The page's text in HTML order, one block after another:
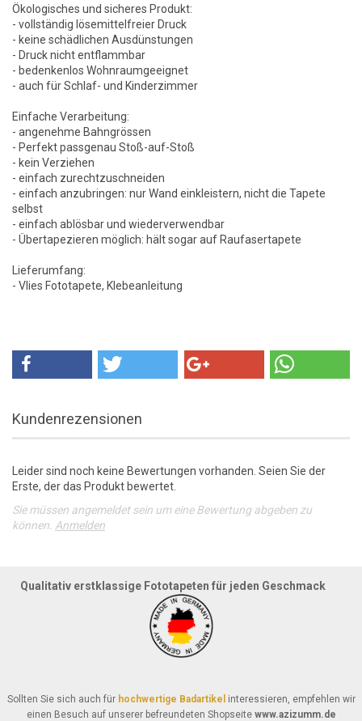
Ökologisches und sicheres Produkt:
- vollständig lösemittelfreier Druck
- keine schädlichen Ausdünstungen
- Druck nicht entflammbar
- bedenkenlos Wohnraumgeeignet
- auch für Schlaf- und Kinderzimmer
Einfache Verarbeitung:
- angenehme Bahngrössen
- Perfekt passgenau Stoß-auf-Stoß
- kein Verziehen
- einfach zurechtzuschneiden
- einfach anzubringen: nur Wand einkleistern, nicht die Tapete
selbst
- einfach ablösbar und wiederverwendbar
- Übertapezieren möglich: hält sogar auf Raufasertapete
Lieferumfang:
- Vlies Fototapete, Klebeanleitung
Kundenrezensionen
Leider sind noch keine Bewertungen vorhanden. Seien Sie der
Erste, der das Produkt bewertet.
Sie müssen angemeldet sein um eine Bewertung abgeben zu
können. Anmelden
Qualitativ erstklassige Fototapeten für jeden Geschmack
Sollten Sie sich auch für hochwertige Badartikel interessieren, empfehlen wir
einen Besuch auf unserer befreundeten Shopseite www.azizumm.de